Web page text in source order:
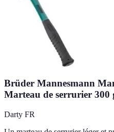
Brüder Mannesmann
Marteau de serrurier 300
Darty FR